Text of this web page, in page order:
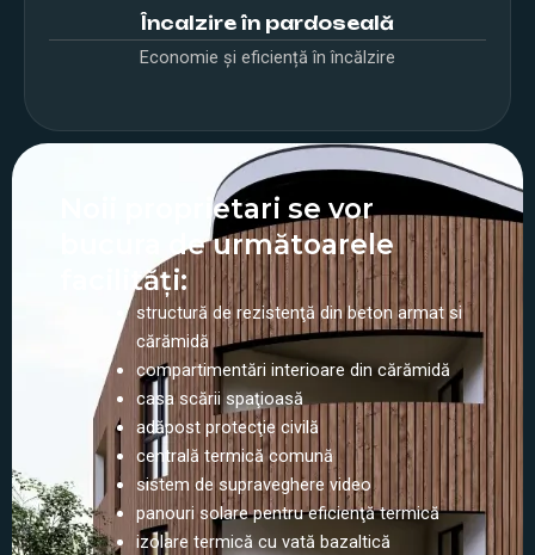
Încalzire în pardoseală
Economie și eficiență în încălzire
Noii proprietari se vor
bucura de următoarele
facilităţi:
structură de rezistenţă din beton armat si
cărămidă
compartimentări interioare din cărămidă
casa scării spaţioasă
adăpost protecţie civilă
centrală termică comună
sistem de supraveghere video
panouri solare pentru eficienţă termică
izolare termică cu vată bazaltică